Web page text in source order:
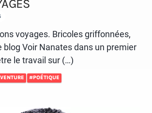
voyages. Bricoles griffonnées,
blog Voir Nanates dans un premier
le travail sur (…)
#POÉTIQUE